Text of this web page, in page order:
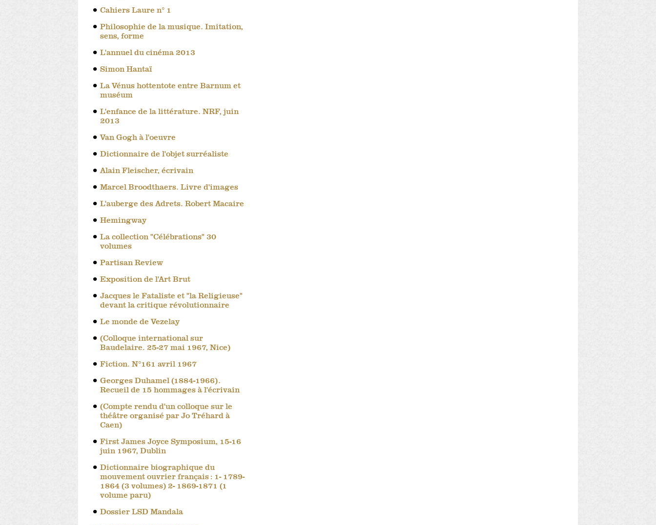
Cahiers Laure n° 1
Philosophie de la musique. Imitation,
sens, forme
L'annuel du cinéma 2013
Simon Hantaï
La Vénus hottentote entre Barnum et
muséum
L'enfance de la littérature. NRF, juin
2013
Van Gogh à l'oeuvre
Dictionnaire de l'objet surréaliste
Alain Fleischer, écrivain
Marcel Broodthaers. Livre d'images
L'auberge des Adrets. Robert Macaire
Hemingway
La collection "Célébrations" 30
volumes
Partisan Review
Exposition de l'Art Brut
Jacques le Fataliste et "la Religieuse"
devant la critique révolutionnaire
Le monde de Vezelay
(Colloque international sur
Baudelaire. 25-27 mai 1967, Nice)
Fiction. N°161 avril 1967
Georges Duhamel (1884-1966).
Recueil de 15 hommages à l'écrivain
(Compte rendu d'un colloque sur le
théâtre organisé par Jo Tréhard à
Caen)
First James Joyce Symposium, 15-16
juin 1967, Dublin
Dictionnaire biographique du
mouvement ouvrier français : 1- 1789-
1864 (3 volumes) 2- 1869-1871 (1
volume paru)
Dossier LSD Mandala